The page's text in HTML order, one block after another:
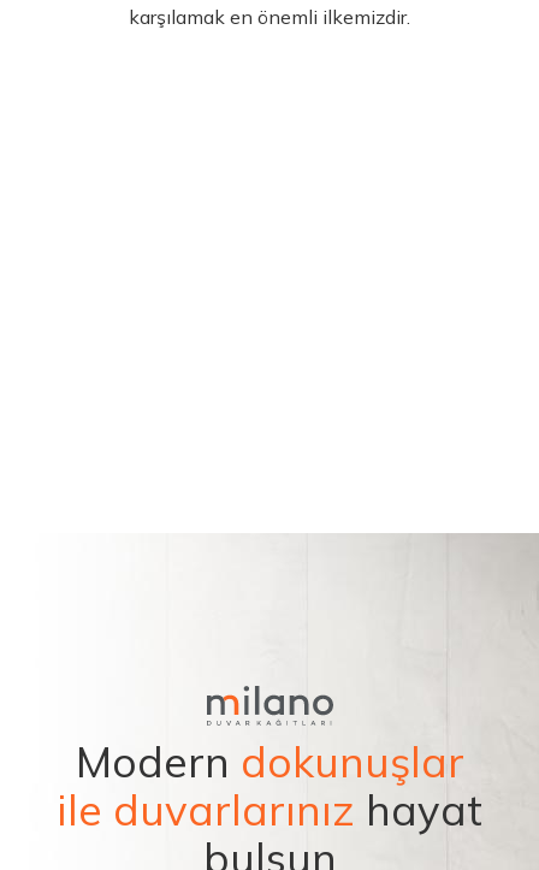
karşılamak en önemli ilkemizdir.
Modern dokunuşlar
ile duvarlarınız hayat
bulsun